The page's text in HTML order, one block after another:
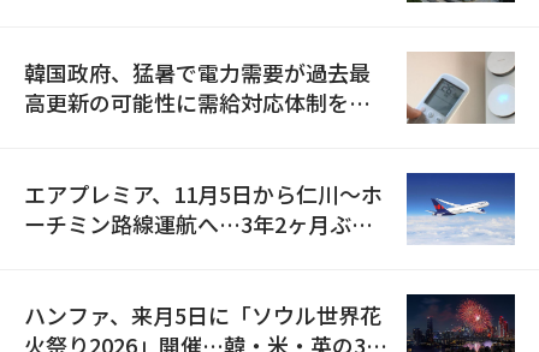
韓国政府、猛暑で電力需要が過去最
高更新の可能性に需給対応体制を点
エアプレミア、11月5日から仁川〜ホ
ーチミン路線運航へ…3年2ヶ月ぶり
ハンファ、来月5日に「ソウル世界花
火祭り2026」開催…韓・米・英の3カ